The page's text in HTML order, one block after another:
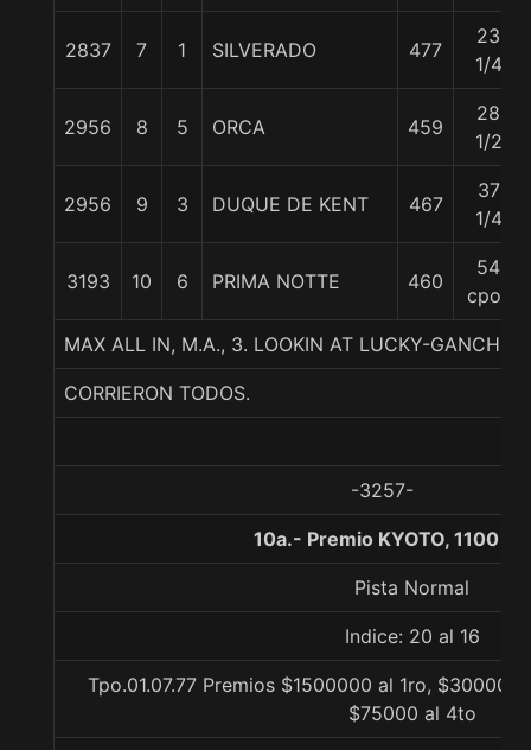
2837 7 1 SILVERADO 477
23
1/4
2956 8 5 ORCA 459
28
1/2
2956 9 3 DUQUE DE KENT 467
37
1/4
3193 10 6 PRIMA NOTTE 460
54
cpos
MAX ALL IN, M.A., 3. LOOKIN AT LUCKY-
CORRIERON TODOS.
-3257-
10a.- Premio KYOTO, 1100
Pista Normal
Indice: 20 al 16
Tpo.01.07.77 Premios $1500000 al 1ro,
$75000 al 4to